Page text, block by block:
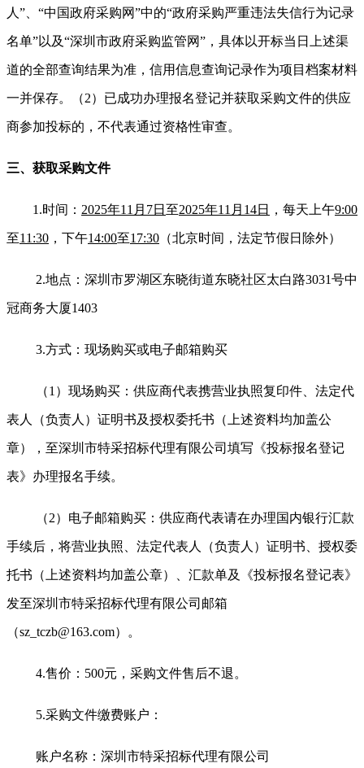
人”、“中国政府采购网”中的“政府采购严重违法失信行为记录
名单”以及“深圳市政府采购监管网”，具体以开标当日上述渠
道的全部查询结果为准，信用信息查询记录作为项目档案材料
一并保存。（2）已成功办理报名登记并获取采购文件的供应
商参加投标的，不代表通过资格性审查。
三、获取采购文件
1.时间： 2025年11月7日 至2025年11月14日 ，每天上午9:00
至11:30 ，下午14:00至17:30 （北京时间，法定节假日除外）
2.地点：深圳市罗湖区东晓街道东晓社区太白路3031号中
冠商务大厦1403
3.方式：现场购买或电子邮箱购买
（1）现场购买：供应商代表携营业执照复印件、法定代
表人（负责人）证明书及授权委托书（上述资料均加盖公
章），至深圳市特采招标代理有限公司填写《投标报名登记
表》办理报名手续。
（2）电子邮箱购买：供应商代表请在办理国内银行汇款
手续后，将营业执照、法定代表人（负责人）证明书、授权委
托书（上述资料均加盖公章）、汇款单及《投标报名登记表》
发至深圳市特采招标代理有限公司邮箱
（sz_tczb@163.com）。
4.售价：500元，采购文件售后不退。
5.采购文件缴费账户：
账户名称：深圳市特采招标代理有限公司